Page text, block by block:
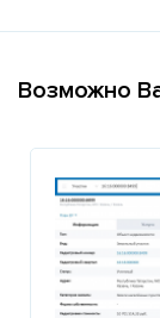
Возможно